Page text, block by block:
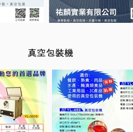
真空包裝機